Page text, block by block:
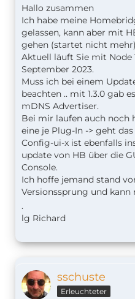
Hallo zusammen
Ich habe meine
gelassen, kann aber mit
gehen (startet nicht
Aktuell läuft Sie mit Node
September 2023.
Muss ich bei einem
beachten .. mit 1.3.0 gab
mDNS Advertiser.
Bei mir laufen auch noch
eine je Plug-In -> geht
Config-ui-x ist ebenfalls
update von HB über die
Console.
Ich hoffe jemand stand
Versionssprung und kann
.
lg Richard
sschuste
Erleuchteter